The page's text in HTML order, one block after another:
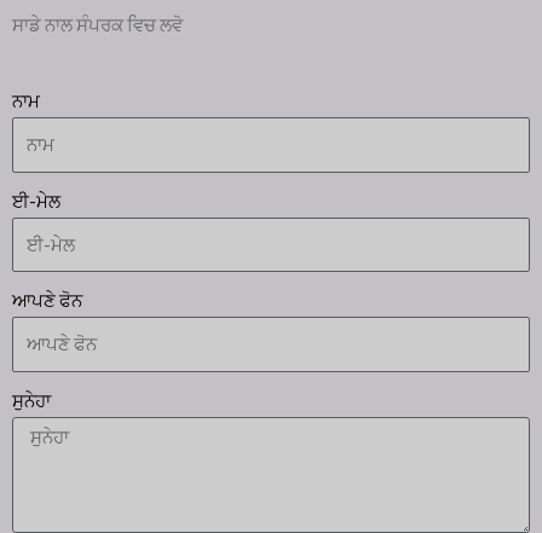
ਸਾਡੇ ਨਾਲ ਸੰਪਰਕ ਵਿਚ ਲਵੋ
ਨਾਮ
ਈ-ਮੇਲ
ਆਪਣੇ ਫੋਨ
ਸੁਨੇਹਾ